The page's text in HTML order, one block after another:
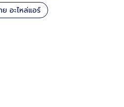
ย อะไหล่แอร์